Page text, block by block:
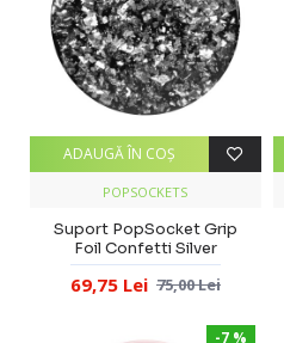
POPSOCKETS
Suport PopSocket Grip
Foil Confetti Silver
69,75 Lei 75,00 Lei
ADAUGĂ ÎN COŞ
-7 %